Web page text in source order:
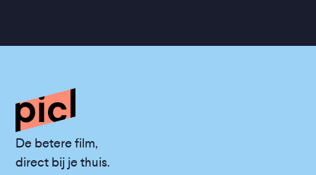
De betere film,
direct bij je thuis.